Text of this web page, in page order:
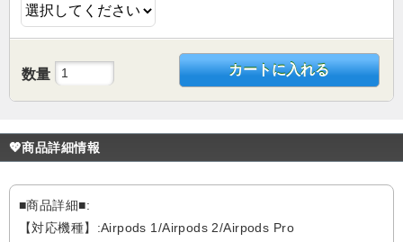
数量 カートに入れる
💖商品詳細情報
■商品詳細■:
【対応機種】:Airpods 1/Airpods 2/Airpods Pro